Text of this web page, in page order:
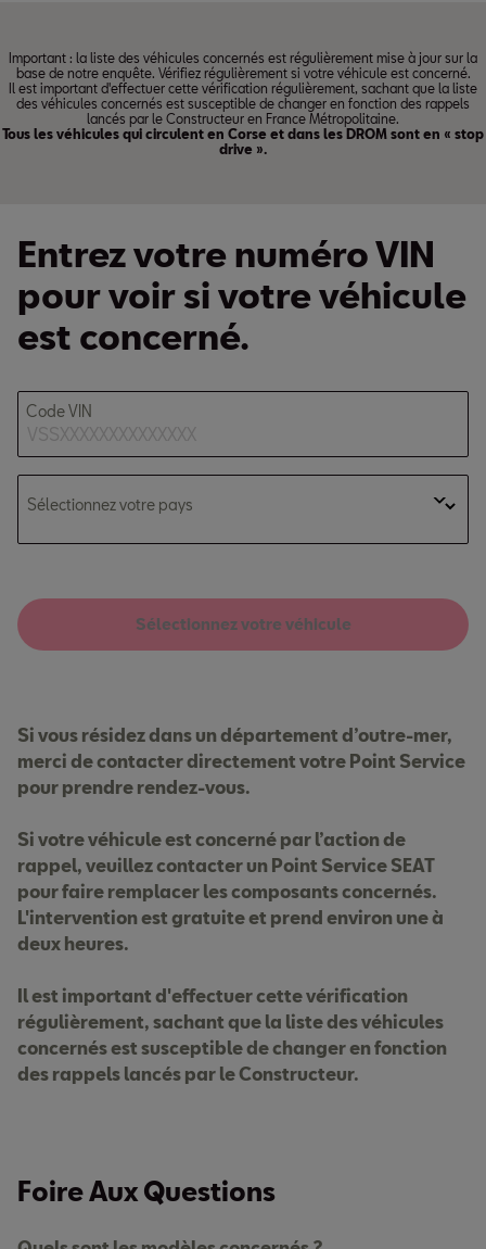
Important : la liste des véhicules concernés est régulièrement mise à jour sur la
base de notre enquête. Vérifiez régulièrement si votre véhicule est concerné.
Il est important d'effectuer cette vérification régulièrement, sachant que la liste
des véhicules concernés est susceptible de changer en fonction des rappels
lancés par le Constructeur en France Métropolitaine.
Tous les véhicules qui circulent en Corse et dans les DROM sont en « stop
drive ».
Entrez votre numéro VIN
pour voir si votre véhicule
est concerné.
Code VIN
Sélectionnez votre pays
Sélectionnez votre véhicule
Si vous résidez dans un département d’outre-mer,
merci de contacter directement votre Point Service
pour prendre rendez-vous.
Si votre véhicule est concerné par l’action de
rappel, veuillez contacter un Point Service SEAT
pour faire remplacer les composants concernés.
L'intervention est gratuite et prend environ une à
deux heures.
Il est important d'effectuer cette vérification
régulièrement, sachant que la liste des véhicules
concernés est susceptible de changer en fonction
des rappels lancés par le Constructeur.
Foire Aux Questions